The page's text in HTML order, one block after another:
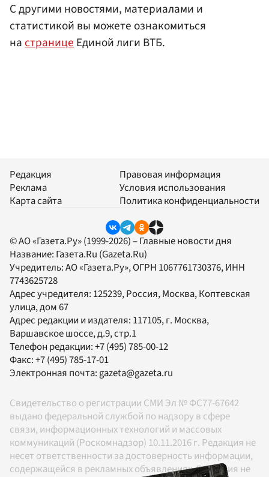
С другими новостями, материалами и
статистикой вы можете ознакомиться
настраницеЕдиной лиги ВТБ.
Редакция
Реклама
Карта сайта
Правовая информация
Условия использования
Политика конфиденциальности
© АО «Газета.Ру» (1999-2026) – Главные новости дня
Название: Газета.Ru (Gazeta.Ru)
Учредитель:АО «Газета.Ру», ОГРН 1067761730376, ИНН
7743625728
Адрес учредителя: 125239, Россия, Москва, Коптевская
улица, дом 67
Адрес редакции и издателя: 117105, г. Москва,
Варшавское шоссе, д.9, стр.1
Телефон редакции:+7 (495) 785-00-12
Факс:+7 (495) 785-17-01
Электронная почта: gazeta@gazeta.ru
Свидетельство о регистрации СМИ Эл № ФС77-67642
выдано федеральной службой по надзору в сфере
связи, информационных технологий и массовых
коммуникаций (Роскомнадзор) 10.11.2016 г. Редакция не
несет ответственности за достоверность информации,
содержащейся в рекламных объявлениях. Редакция не